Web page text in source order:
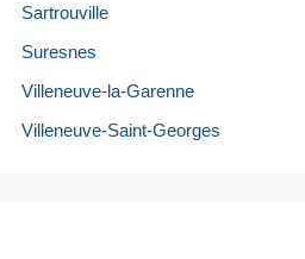
Sartrouville
Suresnes
Villeneuve-la-Garenne
Villeneuve-Saint-Georges